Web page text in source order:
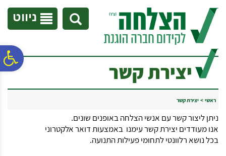
נגישות
אתר
המרכזי
ניווט
יצירת קשר
ראשי > יצירת קשר
ניתן ליצור קשר עם אנשי הצלחה באופנים שונים.
אנו מעודדים יצירת קשר עימנו באמצעות דואר אלקטרוני
בכל נושא רלוונטי לתחומי פעילות התנועה.